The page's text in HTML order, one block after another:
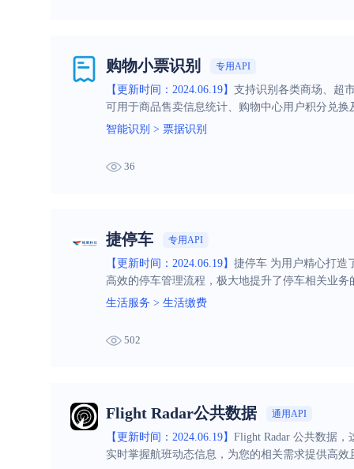
购物小票识别 专用API
【更新时间：2024.06.19】 支持识别各类商场、超
可用于商品售卖信息统计、购物中心用户积分兑换
智能识别 > 票据识别
36
捷停车 专用API
【更新时间：2024.06.19】 捷停车 为用户精心打造
高效的停车管理流程，极大地提升了停车相关业
生活服务 > 生活缴费
502
Flight Radar公共数据 通用API
【更新时间：2024.06.19】 Flight Radar 公共数据
实时掌握航班动态信息，为您的相关需求提供高效